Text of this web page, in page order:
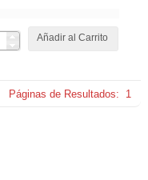
Añadir al Carrito
Páginas de Resultados: 1